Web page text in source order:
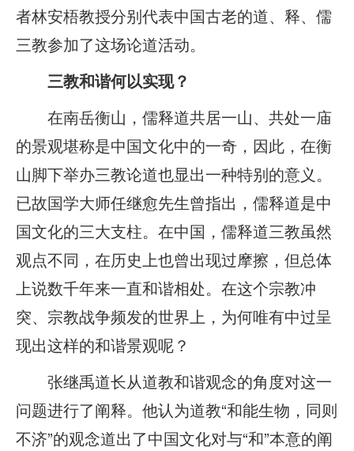
者林安梧教授分别代表中国古老的道、释、儒
三教参加了这场论道活动。
三教和谐何以实现？
在南岳衡山，儒释道共居一山、共处一庙
的景观堪称是中国文化中的一奇，因此，在衡
山脚下举办三教论道也显出一种特别的意义。
已故国学大师任继愈先生曾指出，儒释道是中
国文化的三大支柱。在中国，儒释道三教虽然
观点不同，在历史上也曾出现过摩擦，但总体
上说数千年来一直和谐相处。在这个宗教冲
突、宗教战争频发的世界上，为何唯有中过呈
现出这样的和谐景观呢？
张继禹道长从道教和谐观念的角度对这一
问题进行了阐释。他认为道教“和能生物，同则
不济”的观念道出了中国文化对与“和”本意的阐